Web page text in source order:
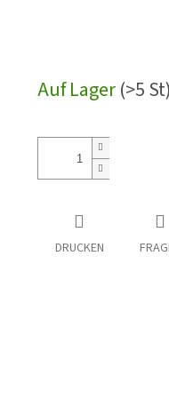
Auf Lager(>5 St)
DRUCKEN